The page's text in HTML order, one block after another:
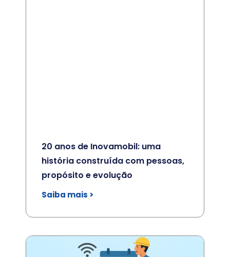
20 anos de Inovamobil: uma
história construída com pessoas,
propósito e evolução
Saiba mais >